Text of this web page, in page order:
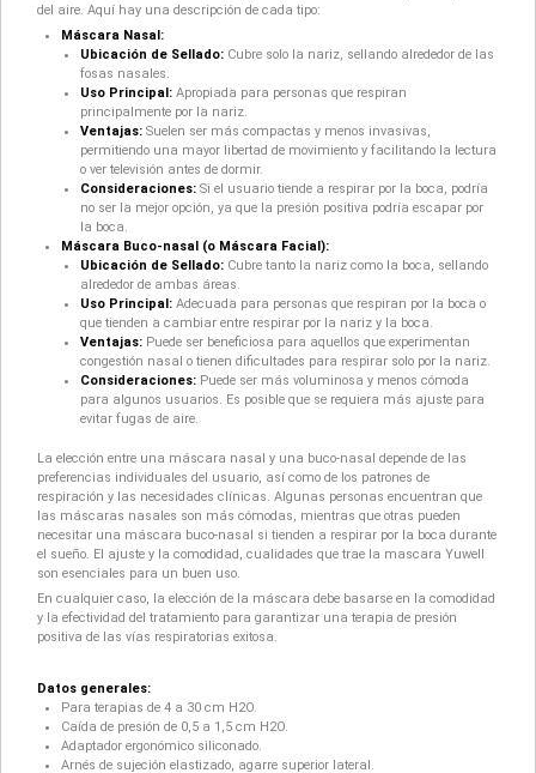
del aire. Aquí hay una descripción de cada tipo:
Máscara Nasal:
Ubicación de Sellado: Cubre solo la nariz, sellando alrededor de las
fosas nasales.
Uso Principal: Apropiada para personas que respiran
principalmente por la nariz.
Ventajas: Suelen ser más compactas y menos invasivas,
permitiendo una mayor libertad de movimiento y facilitando la lectura
o ver televisión antes de dormir.
Consideraciones: Si el usuario tiende a respirar por la boca, podría
no ser la mejor opción, ya que la presión positiva podría escapar por
la boca.
Máscara Buco-nasal (o Máscara Facial):
Ubicación de Sellado: Cubre tanto la nariz como la boca, sellando
alrededor de ambas áreas.
Uso Principal: Adecuada para personas que respiran por la boca o
que tienden a cambiar entre respirar por la nariz y la boca.
Ventajas: Puede ser beneficiosa para aquellos que experimentan
congestión nasal o tienen dificultades para respirar solo por la nariz.
Consideraciones: Puede ser más voluminosa y menos cómoda
para algunos usuarios. Es posible que se requiera más ajuste para
evitar fugas de aire.
La elección entre una máscara nasal y una buco-nasal depende de las
preferencias individuales del usuario, así como de los patrones de
respiración y las necesidades clínicas. Algunas personas encuentran que
las máscaras nasales son más cómodas, mientras que otras pueden
necesitar una máscara buco-nasal si tienden a respirar por la boca durante
el sueño. El ajuste y la comodidad, cualidades que trae la mascara Yuwell
son esenciales para un buen uso.
En cualquier caso, la elección de la máscara debe basarse en la comodidad
y la efectividad del tratamiento para garantizar una terapia de presión
positiva de las vías respiratorias exitosa.
Datos generales:
Para terapias de 4 a 30 cm H2O.
Caída de presión de 0,5 a 1,5 cm H2O.
Adaptador ergonómico siliconado.
Arnés de sujeción elastizado, agarre superior lateral.